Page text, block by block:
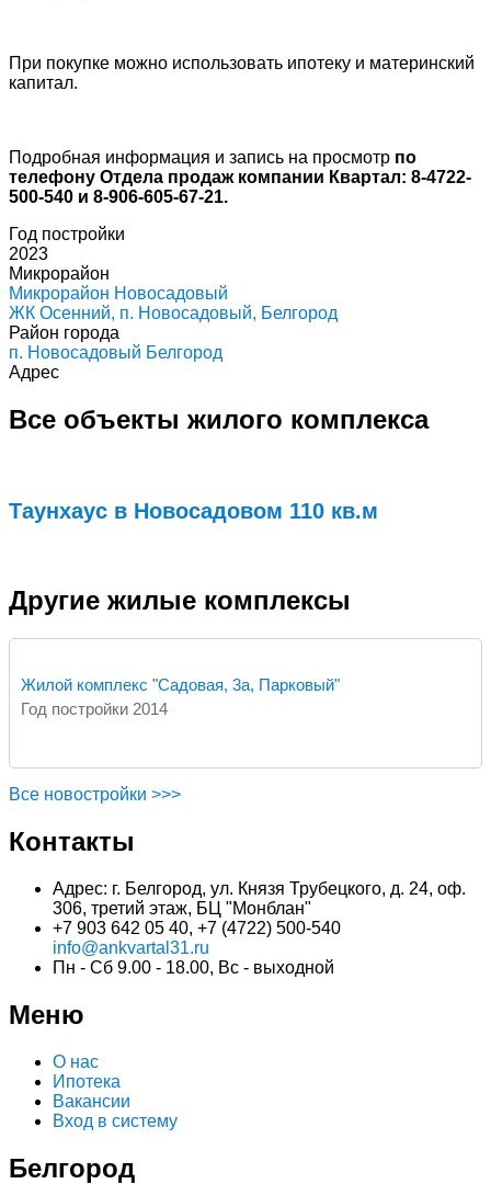
При покупке можно использовать ипотеку и материнский
капитал.
Подробная информация и запись на просмотр по
телефону Отдела продаж компании Квартал: 8-4722-
500-540 и 8-906-605-67-21.
Год постройки
2023
Микрорайон
Микрорайон Новосадовый
ЖК Осенний, п. Новосадовый, Белгород
Район города
п. Новосадовый Белгород
Адрес
Все объекты жилого комплекса
Таунхаус в Новосадовом 110 кв.м
Другие жилые комплексы
Жилой комплекс "Садовая, 3а, Парковый"
Год постройки 2014
Все новостройки >>>
Контакты
Адрес: г. Белгород, ул. Князя Трубецкого, д. 24, оф.
306, третий этаж, БЦ "Монблан"
+7 903 642 05 40, +7 (4722) 500-540
info@ankvartal31.ru
Пн - Сб 9.00 - 18.00, Вс - выходной
Меню
О нас
Ипотека
Вакансии
Вход в систему
Белгород